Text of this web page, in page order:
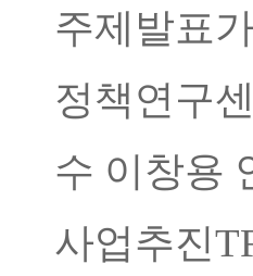
주제발표
정책연구
수 이창용
사업추진